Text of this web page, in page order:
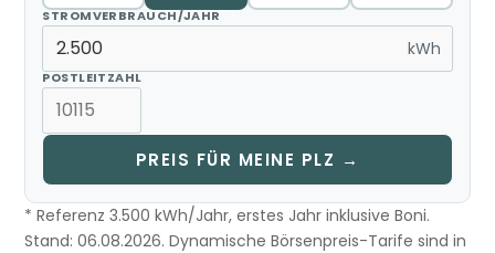
STROMVERBRAUCH/JAHR
kWh
POSTLEITZAHL
PREIS FÜR MEINE PLZ →
* Referenz 3.500 kWh/Jahr, erstes Jahr inklusive Boni.
Stand: 06.08.2026. Dynamische Börsenpreis-Tarife sind in